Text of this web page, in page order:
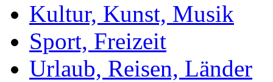
Kultur, Kunst, Musik
Sport, Freizeit
Urlaub, Reisen, Länder